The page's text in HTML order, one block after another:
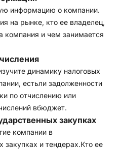
информацию о компании.
на рынке, кто ее владелец,
компания и чем занимается
динамику налоговых
естьли задолженности
по отчислению или
вбюджет.
закупках
компании в
закупках и тендерах.Кто ее